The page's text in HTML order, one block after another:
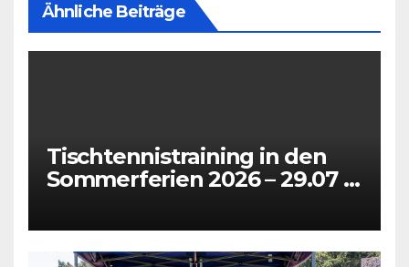
Ähnliche Beiträge
Tischtennistraining in den
Sommerferien 2026 – 29.07 +